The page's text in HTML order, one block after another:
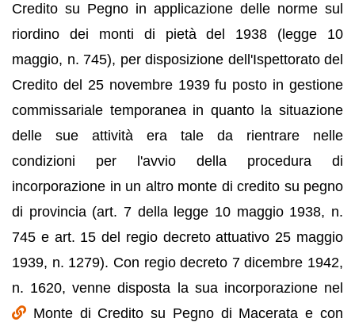
Credito su Pegno in applicazione delle norme sul
riordino dei monti di pietà del 1938 (legge 10
maggio, n. 745), per disposizione dell'Ispettorato del
Credito del 25 novembre 1939 fu posto in gestione
commissariale temporanea in quanto la situazione
delle sue attività era tale da rientrare nelle
condizioni per l'avvio della procedura di
incorporazione in un altro monte di credito su pegno
di provincia (art. 7 della legge 10 maggio 1938, n.
745 e art. 15 del regio decreto attuativo 25 maggio
1939, n. 1279). Con regio decreto 7 dicembre 1942,
n. 1620, venne disposta la sua incorporazione nel
Monte di Credito su Pegno di Macerata e con